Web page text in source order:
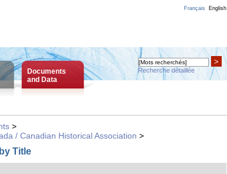
Français English
Documents
and Data
>
Recherche détaillée
>
/ Canadian Historical Association >
Title